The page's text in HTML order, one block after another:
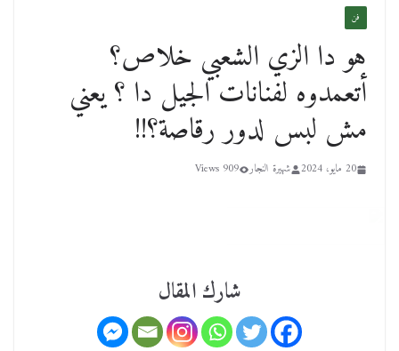
فن
هو دا الزي الشعبي خلاص؟
أتعمدوه لفنانات الجيل دا ؟ يعني
مش لبس لدور رقاصة؟!!
20 مايو، 2024 شهيرة النجار 909 Views
شارك المقال